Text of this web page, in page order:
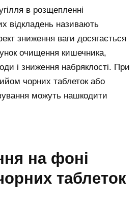
в розщепленні
відкладень називають
зниження ваги досягається
очищення кишечника,
і зниження набряклості. При
чорних таблеток або
можуть нашкодити
таблеток